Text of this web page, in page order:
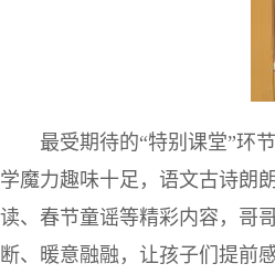
最受期待的“特别课堂”环
学魔力趣味十足，语文古诗朗
读、春节童谣等精彩内容，哥
断、暖意融融，让孩子们提前